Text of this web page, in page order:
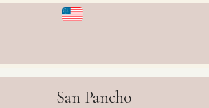
San Pancho